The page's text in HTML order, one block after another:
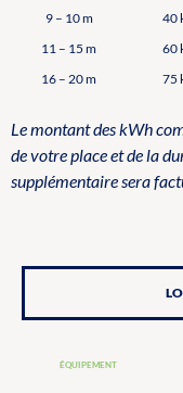
9 – 10 m
40
11 – 15 m
60
16 – 20 m
75
Le montant des kWh
de votre place et de la
supplémentaire sera
ÉQUIPEMENT